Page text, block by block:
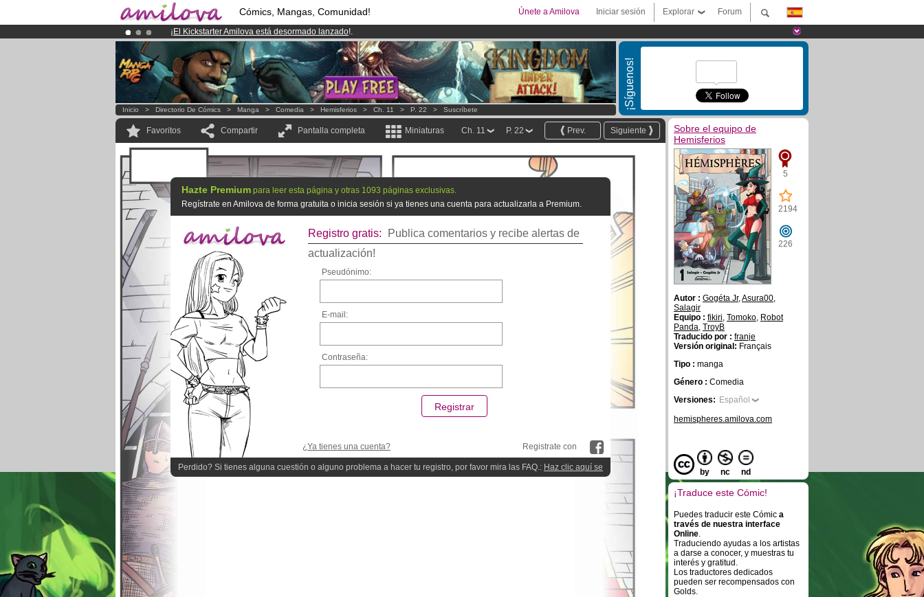
Cómics, Mangas, Comunidad! Forum
Explorar
Iniciar sesión
Únete a Amilova
¡ El Kickstarter Amilova está desormado lanzado!.
¡Ya tenemos 134393miembrosy 1208Cómics y Mangas!.
¡Conviertete en Premium por3.95 euros al mes!Hazte Premium ya
¡Síguenos!
Inicio > Directorio De Cómics > Manga > Comedia > Hemisferios > Ch. 11 > P. 22 > Suscríbete
Favoritos Compartir Pantalla completa Miniaturas Siguiente
Prev.
P. 22
Ch. 11
Hazte Premium para leer esta página y otras 1093 páginas exclusivas.
Regístrate en Amilova de forma gratuita o inicia sesión si ya tienes una cuenta para actualizarla a Premium.
Registro gratis:
Publica comentarios y recibe alertas de
actualización!
Pseudónimo:
E-mail:
Contraseña:
¿Ya tienes una cuenta? Registrate con
Perdido? Si tienes alguna cuestión o alguno problema a hacer tu registro, por favor mira las FAQ.: Haz clic aquí se
Sobre el equipo de
Hemisferios
5
2194
226
Autor : Gogéta Jr,Asura00,
Salagir
Equipo : fikiri, Tomoko, Robot
Panda, TroyB
Traducido por : franje
Versión original: Français
Tipo : manga
Género : Comedia
Versiones: Español
hemispheres.amilova.com
by nc nd
¡Traduce este Cómic!
Puedes traducir este Cómic a
través de nuestra interface
Online.
Traduciendo ayudas a los artistas
a darse a conocer, y muestras tu
interés y gratitud.
Los traductores dedicados
pueden ser recompensados con
Golds.